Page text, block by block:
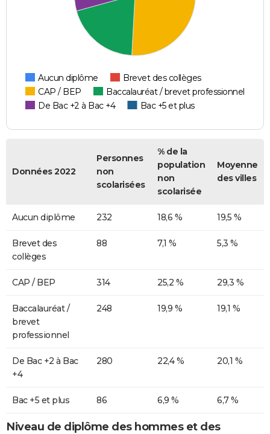
Aucun diplôme
Brevet des collèges
CAP / BEP
Baccalauréat / brevet professionnel
De Bac +2 à Bac +4
Bac +5 et plus
Données 2022
Personnes
non
scolarisées
% de la
population
non
scolarisée
Moyenne
des villes
Aucun diplôme 232 18,6 % 19,5 %
Brevet des
collèges
88 7,1 % 5,3 %
CAP / BEP 314 25,2 % 29,3 %
Baccalauréat /
brevet
professionnel
248 19,9 % 19,1 %
De Bac +2 à Bac
+4
280 22,4 % 20,1 %
Bac +5 et plus 86 6,9 % 6,7 %
Niveau de diplôme des hommes et des